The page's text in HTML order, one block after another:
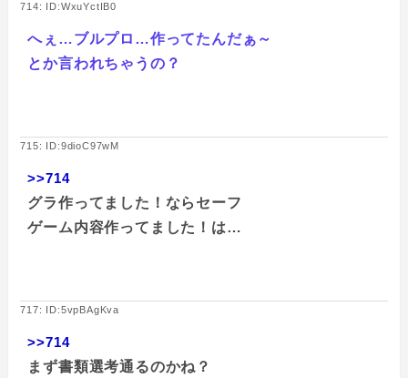
714: ID:WxuYctIB0
へぇ…ブルプロ…作ってたんだぁ～
とか言われちゃうの？
715: ID:9dioC97wM
>>714
グラ作ってました！ならセーフ
ゲーム内容作ってました！は…
717: ID:5vpBAgKva
>>714
まず書類選考通るのかね？